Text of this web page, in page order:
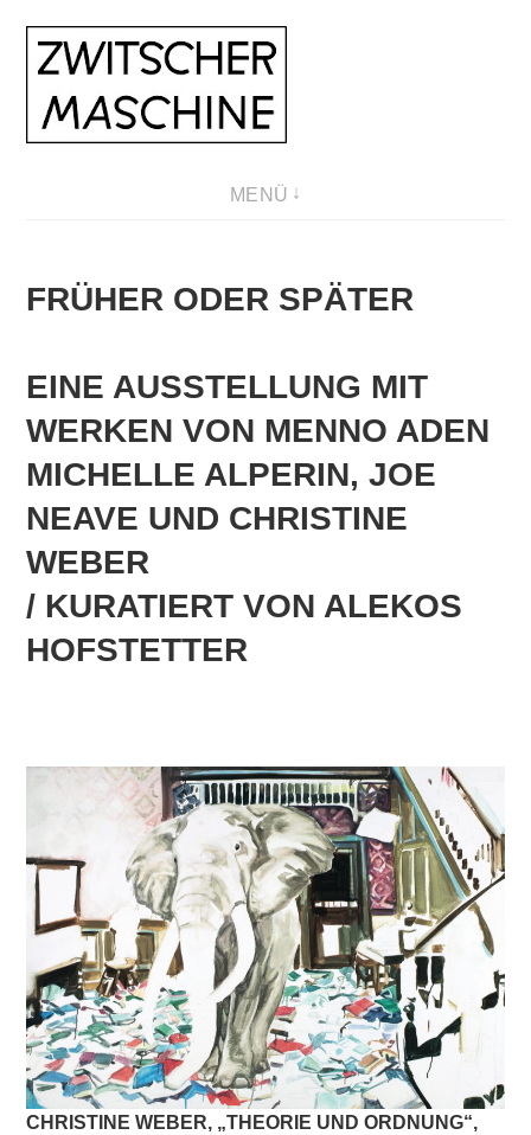
Direkt
zum
Inhalt
MENÜ
FRÜHER ODER SPÄTER
EINE AUSSTELLUNG MIT
WERKEN VON MENNO ADEN
MICHELLE ALPERIN, JOE
NEAVE UND CHRISTINE
WEBER
/ KURATIERT VON ALEKOS
HOFSTETTER
CHRISTINE WEBER, „THEORIE UND ORDNUNG“,